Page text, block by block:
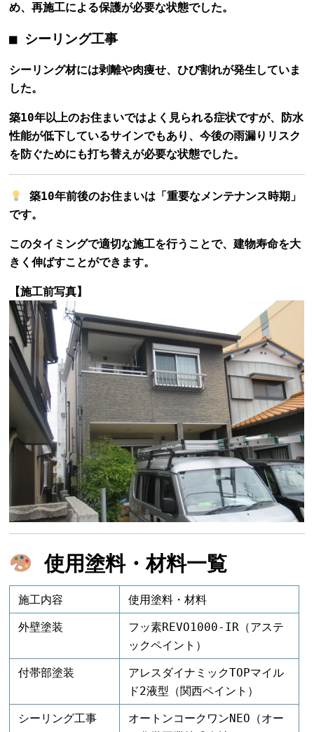
め、再施工による保護が必要な状態でした。
■ シーリング工事
シーリング材には剥離や肉痩せ、ひび割れが発生していま
した。
築10年以上のお住まいではよく見られる症状ですが、防水
性能が低下しているサインでもあり、今後の雨漏りリスク
を防ぐためにも打ち替えが必要な状態でした。
築10年前後のお住まいは「重要なメンテナンス時期」
です。
このタイミングで適切な施工を行うことで、建物寿命を大
きく伸ばすことができます。
【施工前写真】
使用塗料・材料一覧
施工内容 使用塗料・材料
外壁塗装
フッ素REVO1000-IR（アステ
ックペイント）
付帯部塗装
アレスダイナミックTOPマイル
ド2液型（関西ペイント）
シーリング工事
オートンコークワンNEO（オー